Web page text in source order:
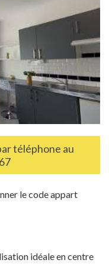
téléphone au
le code appart
idéale en centre